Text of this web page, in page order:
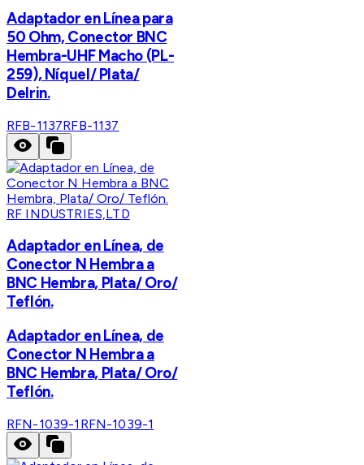
Adaptador en Línea para
50 Ohm, Conector BNC
Hembra-UHF Macho (PL-
259), Níquel/ Plata/
Delrin.
RFB-1137RFB-1137
RF INDUSTRIES,LTD
Adaptador en Línea, de
Conector N Hembra a
BNC Hembra, Plata/ Oro/
Teflón.
Adaptador en Línea, de
Conector N Hembra a
BNC Hembra, Plata/ Oro/
Teflón.
RFN-1039-1 RFN-1039-1